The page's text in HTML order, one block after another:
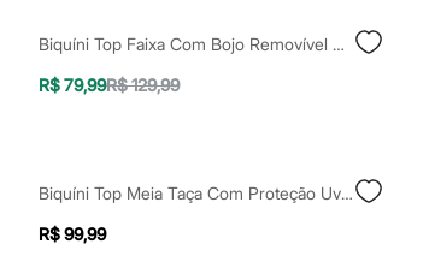
Relógios
Botas
Moda esportiva
Bermudas
Biquíni Top Faixa Com Bojo Removível Roxo
R$ 79,99R$ 129,99
Biquíni Top Meia Taça Com Proteção Uv50 Azul
R$ 99,99